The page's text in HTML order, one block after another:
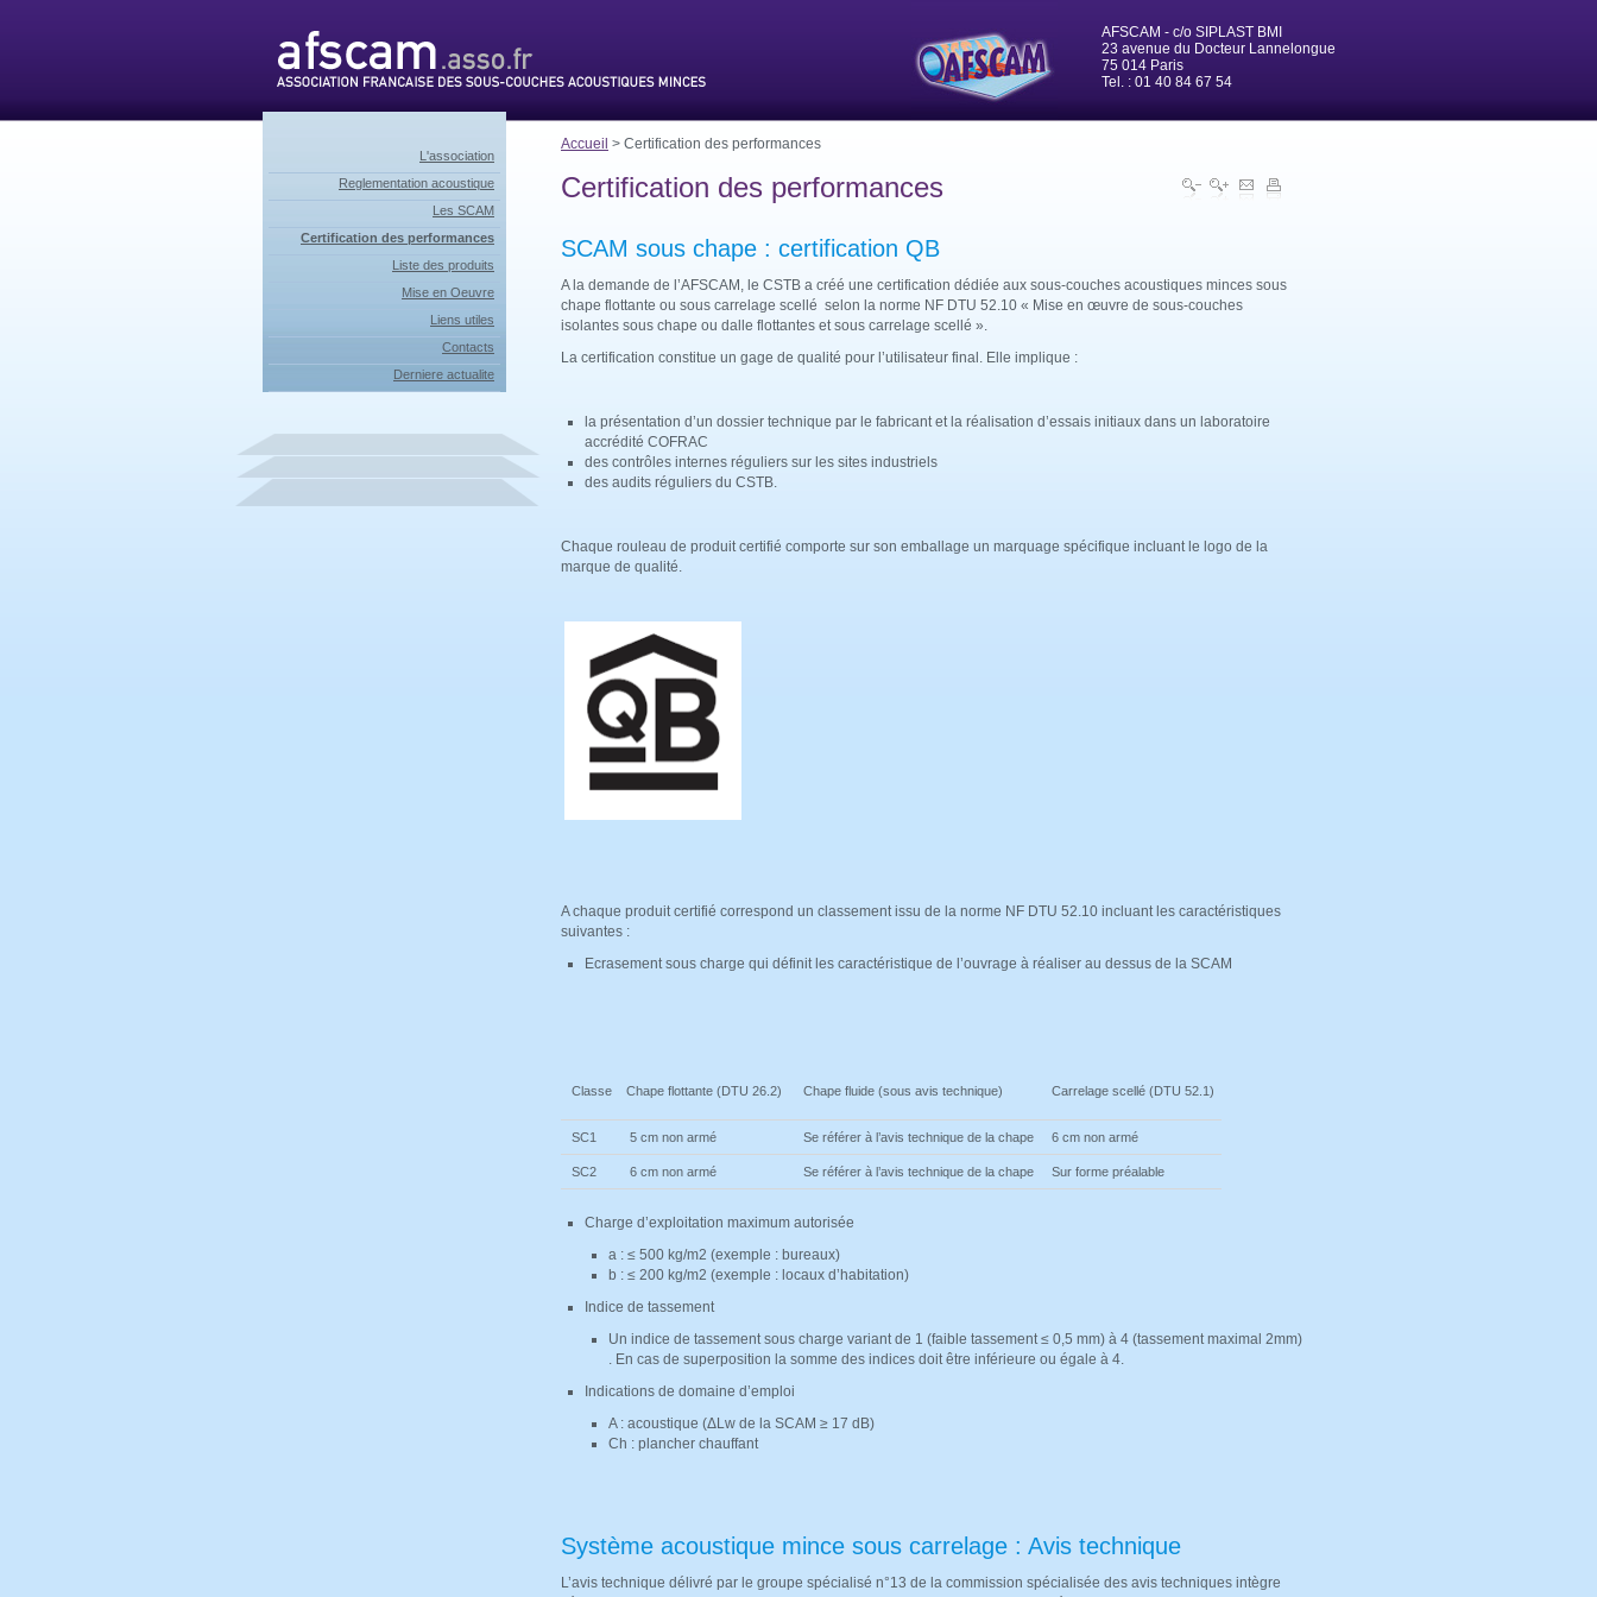
AFSCAM - c/o SIPLAST BMI
23 avenue du Docteur Lannelongue
75 014 Paris
Tel. : 01 40 84 67 54
L'association
Reglementation acoustique
Les SCAM
Certification des performances
Liste des produits
Mise en Oeuvre
Liens utiles
Contacts
Derniere actualite
Accueil > Certification des performances
Certification des performances
SCAM sous chape : certification QB
A la demande de l’AFSCAM, le CSTB a créé une certification dédiée aux sous-couches acoustiques minces sous
chape flottante ou sous carrelage scellé selon la norme NF DTU 52.10 « Mise en œuvre de sous-couches
isolantes sous chape ou dalle flottantes et sous carrelage scellé ».
La certification constitue un gage de qualité pour l’utilisateur final. Elle implique :
la présentation d’un dossier technique par le fabricant et la réalisation d’essais initiaux dans un laboratoire
accrédité COFRAC
des contrôles internes réguliers sur les sites industriels
des audits réguliers du CSTB.
Chaque rouleau de produit certifié comporte sur son emballage un marquage spécifique incluant le logo de la
marque de qualité.
A chaque produit certifié correspond un classement issu de la norme NF DTU 52.10 incluant les caractéristiques
suivantes :
Ecrasement sous charge qui définit les caractéristique de l’ouvrage à réaliser au dessus de la SCAM
Classe Chape flottante (DTU 26.2) Chape fluide (sous avis technique) Carrelage scellé (DTU 52.1)
SC1 5 cm non armé Se référer à l’avis technique de la chape 6 cm non armé
SC2 6 cm non armé Se référer à l’avis technique de la chape Sur forme préalable
Charge d’exploitation maximum autorisée
a : ≤ 500 kg/m2 (exemple : bureaux)
b : ≤ 200 kg/m2 (exemple : locaux d’habitation)
Indice de tassement
Un indice de tassement sous charge variant de 1 (faible tassement ≤ 0,5 mm) à 4 (tassement maximal 2mm)
. En cas de superposition la somme des indices doit être inférieure ou égale à 4.
Indications de domaine d’emploi
A : acoustique (ΔLw de la SCAM ≥ 17 dB)
Ch : plancher chauffant
Système acoustique mince sous carrelage : Avis technique
L’avis technique délivré par le groupe spécialisé n°13 de la commission spécialisée des avis techniques intègre